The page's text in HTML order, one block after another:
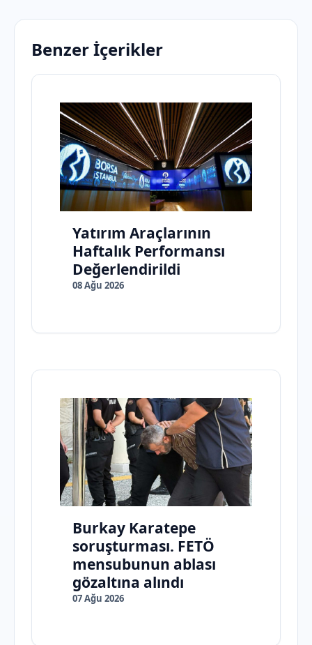
Benzer İçerikler
Yatırım Araçlarının
Haftalık Performansı
Değerlendirildi
08 Ağu 2026
Burkay Karatepe
soruşturması. FETÖ
mensubunun ablası
gözaltına alındı
07 Ağu 2026